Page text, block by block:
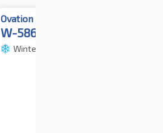
Ovation
W-586 XL
Winterreifen